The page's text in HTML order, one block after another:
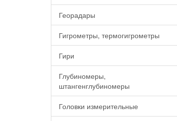
Георадары
Гигрометры, термогигрометры
Гири
Глубиномеры,
штангенглубиномеры
Головки измерительные